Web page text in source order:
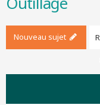
Nouveau sujet